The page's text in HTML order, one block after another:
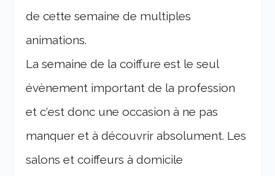
de cette semaine de multiples
animations.
La semaine de la coiffure est le seul
évènement important de la profession
et c‘est donc une occasion à ne pas
manquer et à découvrir absolument. Les
salons et coiffeurs à domicile